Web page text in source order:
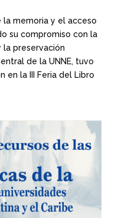
la memoria y el acceso
su compromiso con la
preservación
de la UNNE, tuvo
en la III Feria del Libro